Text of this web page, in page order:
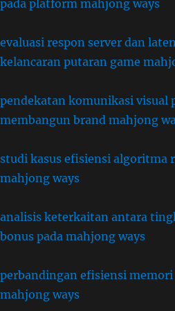
pada platform mahjong ways
evaluasi respon server dan
kelancaran putaran game
pendekatan komunikasi visual
membangun brand mahjong
studi kasus efisiensi algoritma
mahjong ways
analisis keterkaitan antara
bonus pada mahjong ways
perbandingan efisiensi
mahjong ways